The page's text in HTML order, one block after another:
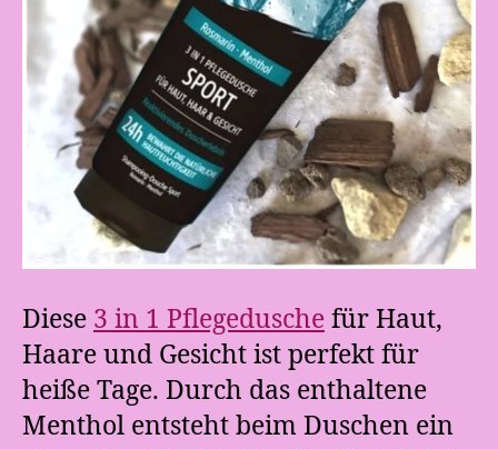
Diese 3 in 1 Pflegedusche für Haut,
Haare und Gesicht ist perfekt für
heiße Tage. Durch das enthaltene
Menthol entsteht beim Duschen ein